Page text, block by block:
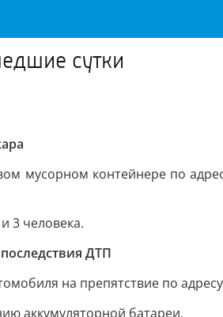
сутки
мусорном контейнере по
3 человека.
ДТП
на препятствие по
аккумуляторной батареи.